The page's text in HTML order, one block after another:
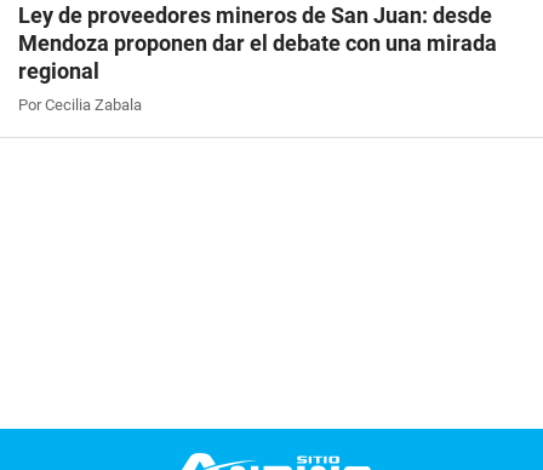
Ley de proveedores mineros de San Juan: desde
Mendoza proponen dar el debate con una mirada
regional
Por Cecilia Zabala